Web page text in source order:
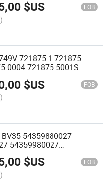
$US FOB
721875-1 721875-
0004 721875-5001S
$US FOB
54359880027
54359980027
Turbo
$US FOB